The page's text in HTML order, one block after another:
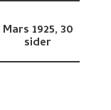
Mars 1925,30
sider